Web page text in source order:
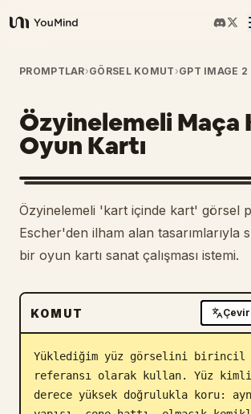
YouMind
Genel Bakış
Kullanım Senaryoları
Beceriler
İstemler
İndir
Blog
PROMPTLAR›GÖRSEL KOMUT ›GPT IMAGE 2
Özyinelemeli Maça
Oyun Kartı
Özyinelemeli 'kart içinde kart' görsel
Escher'den ilham alan tasarımlarıyla
bir oyun kartı sanat çalışması istemi.
KOMUT
Yüklediğim yüz görselini birincil
referansı olarak kullan. Yüz
derece yüksek doğrulukla koru: